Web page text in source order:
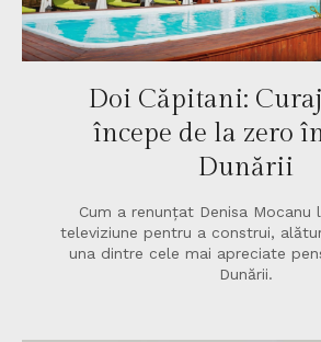
Doi Căpitani:
începe de la zero
Dunării
Cum a renunțat Denisa Mocanu
televiziune pentru a construi,
una dintre cele mai apreciate
Dunării.